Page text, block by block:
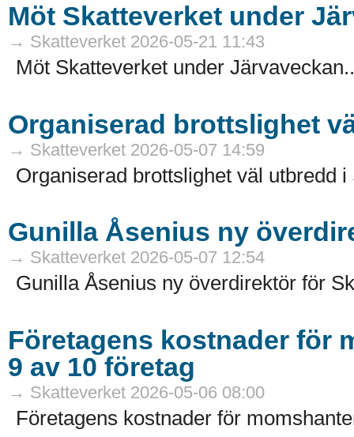
Möt Skatteverket under
→ Skatteverket 2026-05-21 11:43
Möt Skatteverket under Järvaveckan..
Organiserad brottslighet
→ Skatteverket 2026-05-07 14:59
Organiserad brottslighet väl utbredd i
Gunilla Åsenius ny
→ Skatteverket 2026-05-07 12:54
Gunilla Åsenius ny överdirektör för
Företagens kostnader för
9 av 10 företag
→ Skatteverket 2026-05-06 08:00
Företagens kostnader för